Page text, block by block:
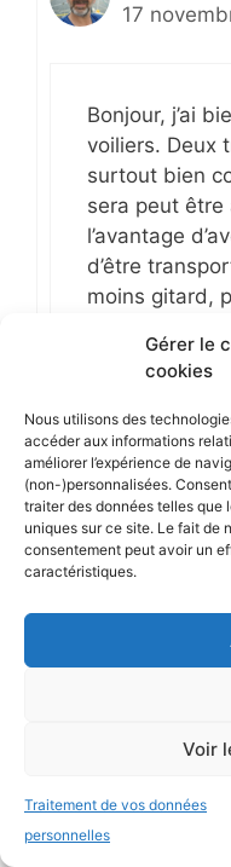
Gérer le
cookies
Nous utilisons des
accéder aux informations
améliorer l’expérience de
(non-)personnalisées.
traiter des données telles que
uniques sur ce site. Le fait de
consentement peut avoir un
caractéristiques.
Voir
Traitement de vos données
personnelles
17
Bonjour, j’ai
voiliers. Deux
surtout bien
sera peut être
l’avantage
d’être
moins gitard,
Laisser un
Commentaire
Nom